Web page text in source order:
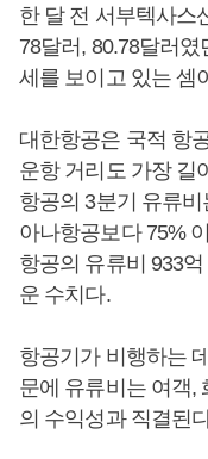
한 달 전 서부텍사스
78달러, 80.78달러
세를 보이고 있는 셈
대한항공은 국적 항
운항 거리도 가장 길
항공의 3분기 유류비
아나항공보다 75%
항공의 유류비 933
운 수치다.
항공기가 비행하는
문에 유류비는 여객,
의 수익성과 직결된